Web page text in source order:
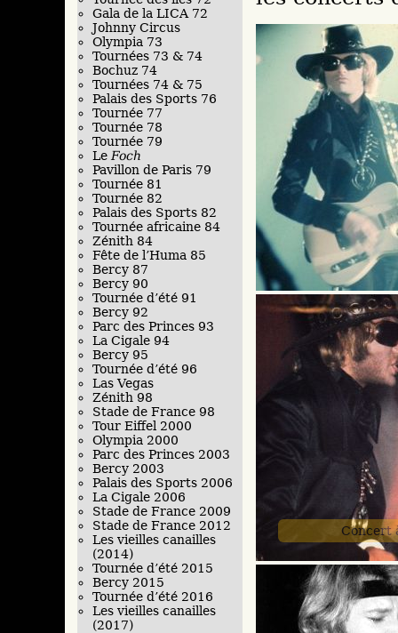
Concert
Gala de la LICA 72
Johnny Circus
Olympia 73
Tournées 73 & 74
Bochuz 74
Tournées 74 & 75
Palais des Sports 76
Tournée 77
Tournée 78
Tournée 79
Le Foch
Pavillon de Paris 79
Tournée 81
Tournée 82
Palais des Sports 82
Tournée africaine 84
Zénith 84
Fête de l’Huma 85
Bercy 87
Bercy 90
Tournée d’été 91
Bercy 92
Parc des Princes 93
La Cigale 94
Bercy 95
Tournée d’été 96
Las Vegas
Zénith 98
Stade de France 98
Tour Eiffel 2000
Olympia 2000
Parc des Princes 2003
Bercy 2003
Palais des Sports 2006
La Cigale 2006
Stade de France 2009
Stade de France 2012
Les vieilles canailles
(2014)
Tournée d’été 2015
Bercy 2015
Tournée d’été 2016
Les vieilles canailles
(2017)